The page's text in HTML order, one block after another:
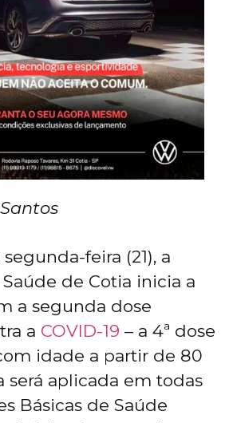
feira (21), a
de Cotia inicia a
a segunda dose
a COVID-19 – a 4ª dose
idade a partir de 80
será aplicada em todas
Básicas de Saúde